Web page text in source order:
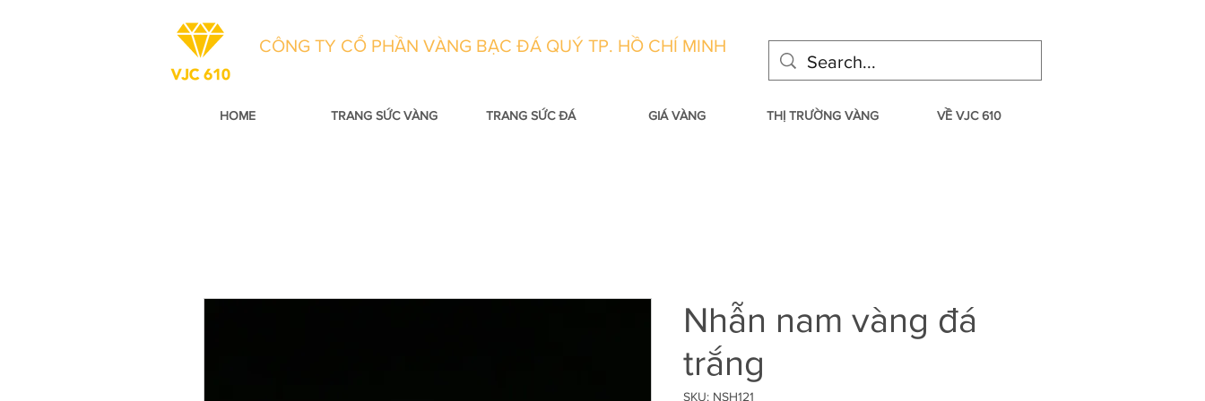
CÔNG TY CỔ PHẦN VÀNG BẠC ĐÁ QUÝ TP. HỒ CHÍ MINH
HOME TRANG SỨC VÀNG TRANG SỨC ĐÁ GIÁ VÀNG THỊ TRƯỜNG VÀNG VỀ VJC 610
Nhẫn nam vàng đá
trắng
SKU: NSH121